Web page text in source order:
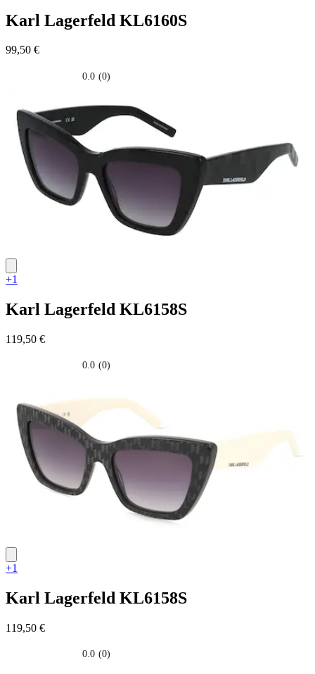
Karl Lagerfeld KL6160S
99,50 €
0.0 (0)
stelle.
+1
Karl Lagerfeld KL6158S
119,50 €
0.0 (0)
stelle.
+1
Karl Lagerfeld KL6158S
119,50 €
0.0 (0)